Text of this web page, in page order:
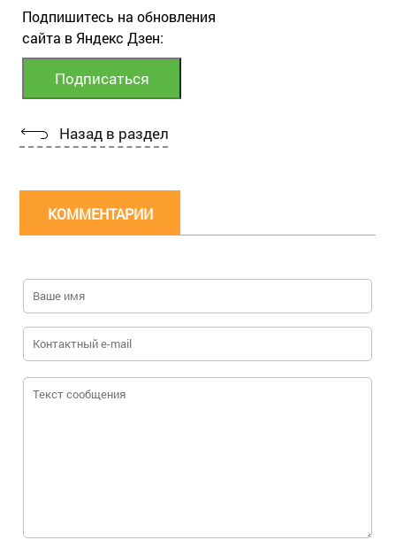
Подпишитесь на обновления
сайта в Яндекс Дзен:
Назад в раздел
КОММЕНТАРИИ